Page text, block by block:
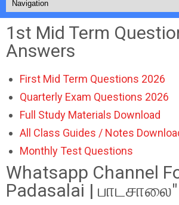
1st Mid Term
Answers
First Mid Term Questions 2026
Quarterly Exam Questions 2026
Full Study Materials Download
All Class Guides / Notes
Monthly Test Questions
Whatsapp Channel
Padasalai | பாடசாலை"